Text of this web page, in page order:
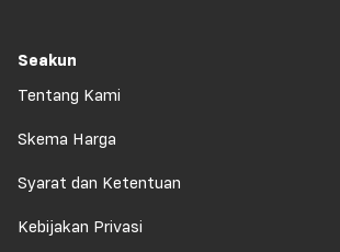
Seakun
Tentang Kami
Skema Harga
Syarat dan Ketentuan
Kebijakan Privasi